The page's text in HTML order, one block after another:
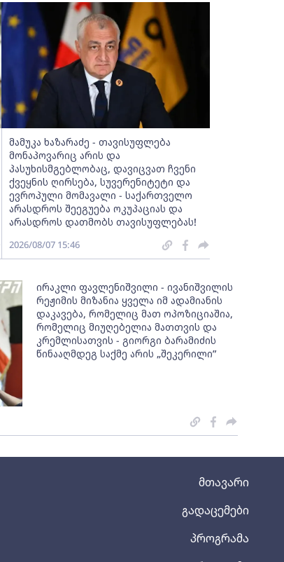
მთავარი
გადაცემები
პროგრამა
მამუკა ხაზარაძე - თავისუფლება
მონაპოვარიც არის და
პასუხისმგებლობაც, დავიცვათ ჩვენი
ქვეყნის ღირსება, სუვერენიტეტი და
ევროპული მომავალი - საქართველო
არასდროს შეეგუება ოკუპაციას და
არასდროს დათმობს თავისუფლებას!
2026/08/07 15:46
ირაკლი ფავლენიშვილი - ივანიშვილის
რეჟიმის მიზანია ყველა იმ ადამიანის
დაკავება, რომელიც მათ ოპოზიციაშია,
რომელიც მიუღებელია მათთვის და
კრემლისათვის - გიორგი ბარამიძის
წინააღმდეგ საქმე არის „შეკერილი”